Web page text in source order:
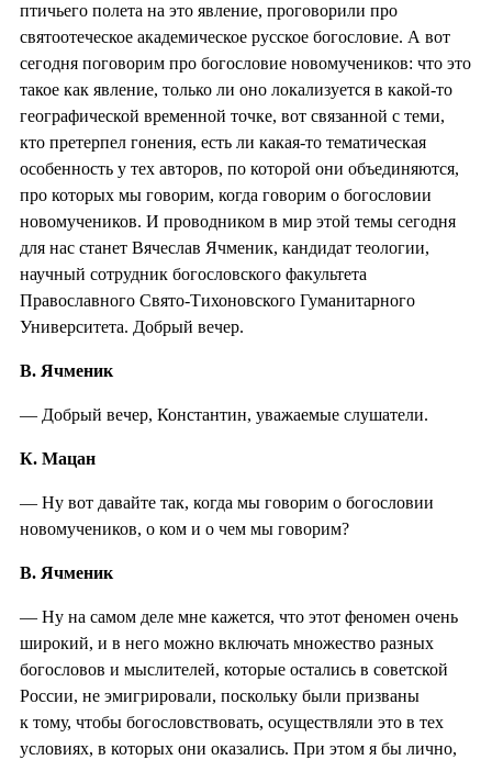
птичьего полета на это явление, проговорили про
святоотеческое академическое русское богословие. А вот
сегодня поговорим про богословие новомучеников: что это
такое как явление, только ли оно локализуется в какой-то
географической временной точке, вот связанной с теми,
кто претерпел гонения, есть ли какая-то тематическая
особенность у тех авторов, по которой они объединяются,
про которых мы говорим, когда говорим о богословии
новомучеников. И проводником в мир этой темы сегодня
для нас станет Вячеслав Ячменик, кандидат теологии,
научный сотрудник богословского факультета
Православного Свято-Тихоновского Гуманитарного
Университета. Добрый вечер.
В. Ячменик
— Добрый вечер, Константин, уважаемые слушатели.
К. Мацан
— Ну вот давайте так, когда мы говорим о богословии
новомучеников, о ком и о чем мы говорим?
В. Ячменик
— Ну на самом деле мне кажется, что этот феномен очень
широкий, и в него можно включать множество разных
богословов и мыслителей, которые остались в советской
России, не эмигрировали, поскольку были призваны
к тому, чтобы богословствовать, осуществляли это в тех
условиях, в которых они оказались. При этом я бы лично,